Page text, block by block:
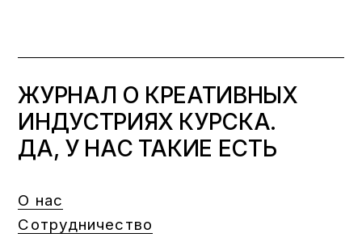
ЖУРНАЛ О КРЕАТИВНЫХ
ИНДУСТРИЯХ КУРСКА.
ДА, У НАС ТАКИЕ ЕСТЬ
О нас
Сотрудничество